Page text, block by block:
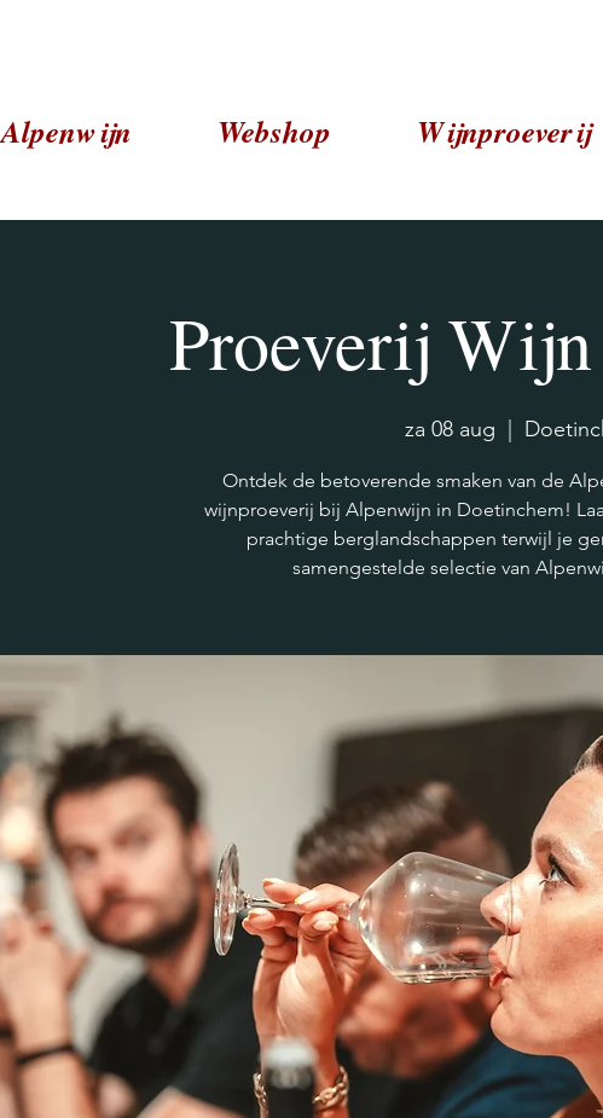
Alpenwijn Webshop Wijnproeverij
Proeverij
za 08 aug
Ontdek de betoverende smaken van de
wijnproeverij bij Alpenwijn in Doetinchem!
prachtige berglandschappen terwijl je
samengestelde selectie van